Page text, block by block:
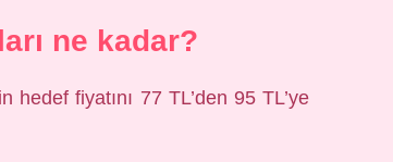
ne kadar?
fiyatını 77 TL’den 95 TL’ye